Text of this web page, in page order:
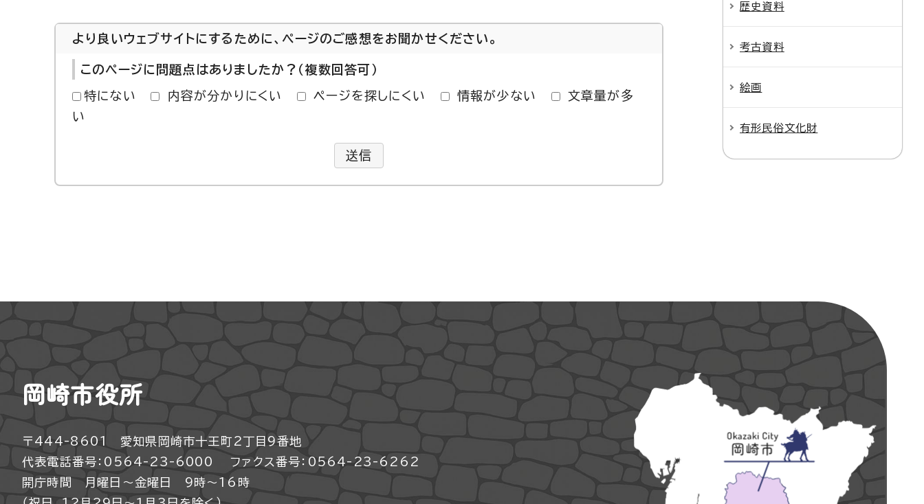
より良いウェブサイトにするために、ページのご感想をお聞かせください。
このページに問題点はありましたか？（複数回答可）
特にない 内容が分かりにくい ページを探しにくい 情報が少ない
文章量が多
い
送信
歴史資料
考古資料
絵画
有形民俗文化財
岡崎市役所
〒444-8601 愛知県岡崎市十王町2丁目9番地
代表電話番号：0564-23-6000
ファクス番号：0564-23-6262
開庁時間 月曜日～金曜日 9時～16時